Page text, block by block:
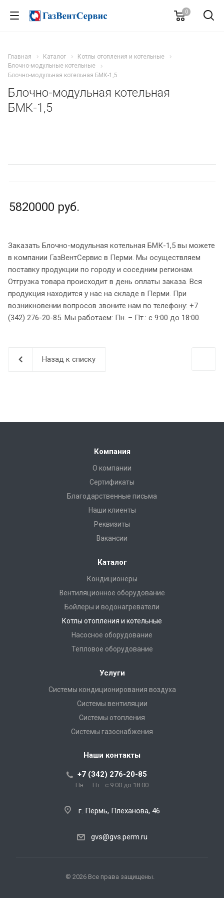
0
Главная Каталог
Котлы отопления и котельные
Блочно-модульные котельные
Блочно-модульная котельная БМК-1,5
Блочно-модульная котельная
БМК-1,5
5820000 руб.
Заказать Блочно-модульная котельная БМК-1,5 вы можете
в компании ГазВентСервис в Перми. Мы осуществляем
поставку продукции по городу и соседним регионам.
Отгрузка товара происходит в день оплаты заказа. Вся
продукция находится у нас на складе в Перми. При
возникновении вопросов звоните нам по телефону: +7
(342) 276-20-85. Мы работаем: Пн. – Пт.: с 9:00 до 18:00.
Назад к списку
Компания
О компании
Сертификаты
Благодарственные письма
Наши клиенты
Реквизиты
Вакансии
Каталог
Кондиционеры
Вентиляционное оборудование
Бойлеры и водонагреватели
Котлы отопления и котельные
Насосное оборудование
Тепловое оборудование
Услуги
Системы кондиционирования воздуха
Системы вентиляции
Системы отопления
Системы газоснабжения
Наши контакты
+7 (342) 276-20-85
Пн. – Пт.: с 9:00 до 18:00
г. Пермь, Плеханова, 46
gvs@gvs.perm.ru
© 2026 Все права защищены.